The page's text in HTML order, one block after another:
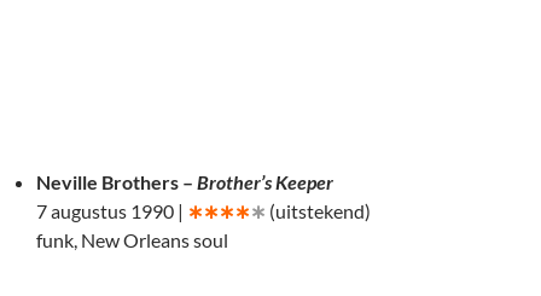
Neville Brothers – Brother’s Keeper
7 augustus 1990 | ∗∗∗∗∗ (uitstekend)
funk, New Orleans soul